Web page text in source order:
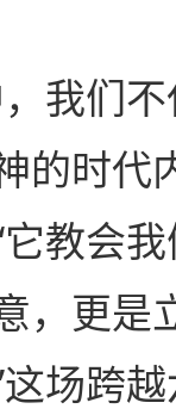
我们
的时代
教会
，更是
场跨